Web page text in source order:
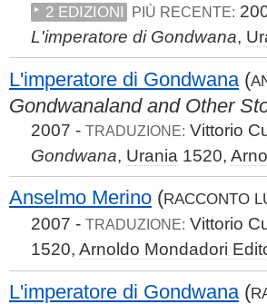
2 EDIZIONI PIÙ RECENTE:
L'imperatore di Gondwana,
L'imperatore di Gondwana (
Gondwanaland and Other
2007 - TRADUZIONE: Vittorio
Gondwana, Urania 1520,
Anselmo Merino (RACCONTO
2007 - TRADUZIONE: Vittorio
1520, Arnoldo Mondadori
L'imperatore di Gondwana (